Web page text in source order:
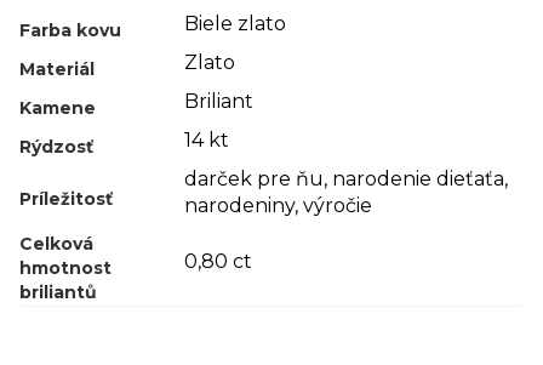
Farba kovu Biele zlato
Materiál Zlato
Kamene Briliant
Rýdzosť 14 kt
Príležitosť
darček pre ňu, narodenie dieťaťa,
narodeniny, výročie
Celková
hmotnost
briliantů
0,80 ct